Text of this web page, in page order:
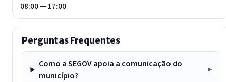
08:00 — 17:00
Perguntas Frequentes
Como a SEGOV apoia a comunicação do
município?